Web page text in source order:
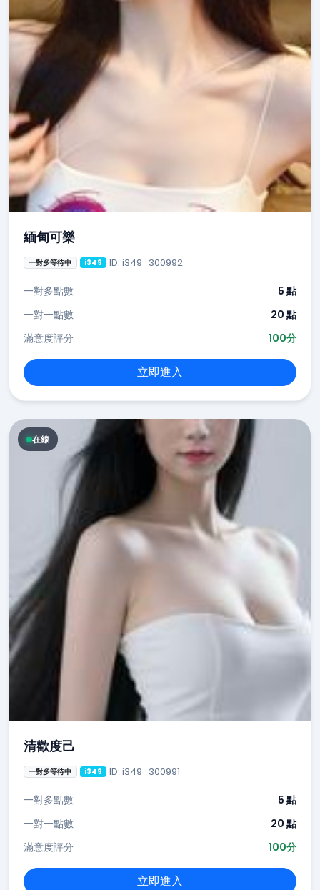
緬甸可樂
一對多等待中 i349 ID: i349_300992
一對多點數
5 點
一對一點數
20 點
滿意度評分
100分
立即進入
在線
清歡度己
一對多等待中 i349 ID: i349_300991
一對多點數
5 點
一對一點數
20 點
滿意度評分
100分
立即進入